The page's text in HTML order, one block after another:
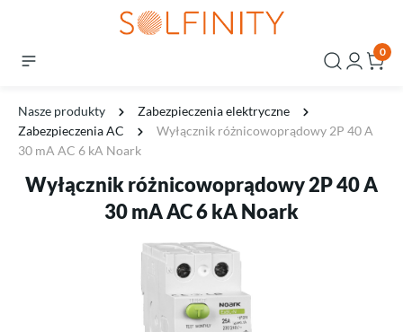
0
Nasze produkty
Zabezpieczenia elektryczne
Zabezpieczenia AC
Wyłącznik różnicowoprądowy 2P 40 A
30 mA AC 6 kA Noark
Wyłącznik różnicowoprądowy 2P 40 A
30 mA AC 6 kA Noark